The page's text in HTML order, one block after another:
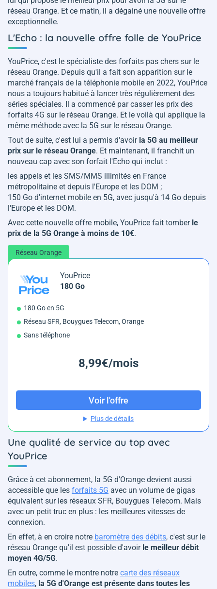
réseau Orange. Et ce matin, il a dégainé une nouvelle offre
exceptionnelle.
L'Echo : la nouvelle offre folle de YouPrice
YouPrice, c'est le spécialiste des forfaits pas chers sur le
réseau Orange. Depuis qu'il a fait son apparition sur le
marché français de la téléphonie mobile en 2022, YouPrice
nous a toujours habitué à lancer très régulièrement des
séries spéciales. Il a commencé par casser les prix des
forfaits 4G sur le réseau Orange. Et le voilà qui applique la
même méthode avec la 5G sur le réseau Orange.
Tout de suite, c'est lui a permis d'avoir la 5G au meilleur
prix sur le réseau Orange. Et maintenant, il franchit un
nouveau cap avec son forfait l'Echo qui inclut :
les appels et les SMS/MMS illimités en France
métropolitaine et depuis l'Europe et les DOM ;
150 Go d'internet mobile en 5G, avec jusqu'à 14 Go depuis
l'Europe et les DOM.
Avec cette nouvelle offre mobile, YouPrice fait tomber le
prix de la 5G Orange à moins de 10€.
Réseau Orange
YouPrice
180 Go
180 Go en 5G
Réseau SFR, Bouygues Telecom, Orange
Sans téléphone
8,99€/mois
Voir l'offre
Plus de détails
Une qualité de service au top avec
YouPrice
Grâce à cet abonnement, la 5G d'Orange devient aussi
accessible que les forfaits 5G avec un volume de gigas
équivalent sur les réseaux SFR, Bouygues Telecom. Mais
avec un petit truc en plus : les meilleures vitesses de
connexion.
En effet, à en croire notre baromètre des débits, c'est sur le
réseau Orange qu'il est possible d'avoir le meilleur débit
moyen 4G/5G.
En outre, comme le montre notre carte des réseaux
mobiles, la 5G d'Orange est présente dans toutes les